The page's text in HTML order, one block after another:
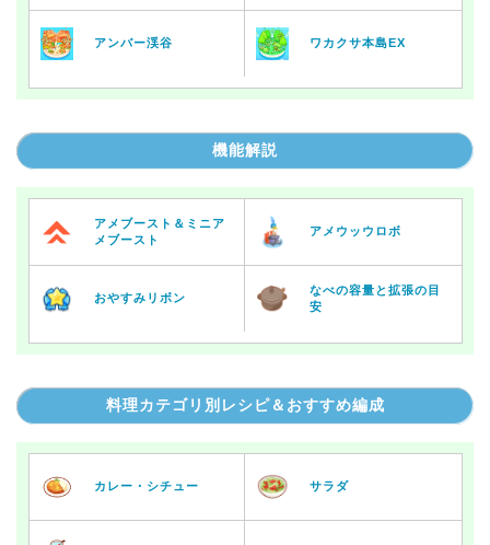
アンバー渓谷 ワカクサ本島EX
機能解説
アメブースト＆ミニア
メブースト
アメウッウロボ
おやすみリボン
なべの容量と拡張の目
安
料理カテゴリ別レシピ＆おすすめ編成
カレー・シチュー サラダ